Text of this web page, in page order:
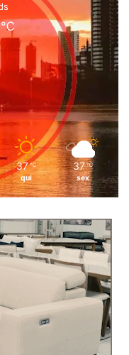
℃
37 ℃
qui
37 ℃
sex